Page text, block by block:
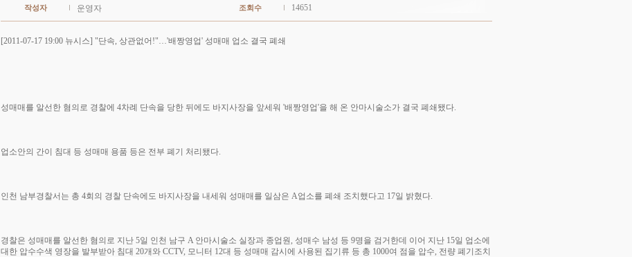
작성자 운영자 조회수 14651
[2011-07-17 19:00 뉴시스] "단속, 상관없어!"…'배짱영업' 성매매 업소 결국 폐쇄
성매매를 알선한 혐의로 경찰에 4차례 단속을 당한 뒤에도 바지사장을 앞세워 '배짱영업'을 해 온 안마시술소가 결국 폐쇄됐다.
업소안의 간이 침대 등 성매매 용품 등은 전부 폐기 처리됐다.
인천 남부경찰서는 총 4회의 경찰 단속에도 바지사장을 내세워 성매매를 일삼은 A업소를 폐쇄 조치했다고 17일 밝혔다.
경찰은 성매매를 알선한 혐의로 지난 5일 인천 남구 A 안마시술소 실장과 종업원, 성매수 남성 등 9명을 검거한데 이어 지난 15일 업소에
대한 압수수색 영장을 발부받아 침대 20개와 CCTV, 모니터 12대 등 성매매 감시에 사용된 집기류 등 총 1000여 점을 압수, 전량 폐기조치